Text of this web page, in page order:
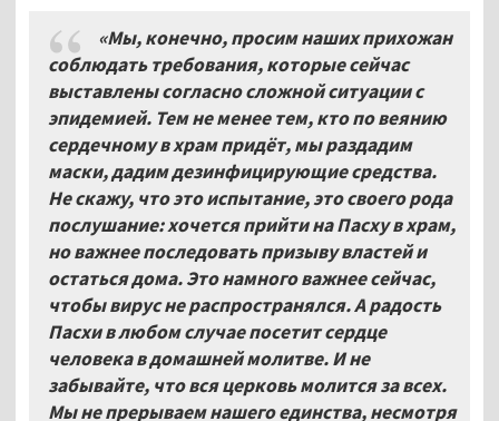
«Мы, конечно, просим наших прихожан
соблюдать требования, которые сейчас
выставлены согласно сложной ситуации с
эпидемией. Тем не менее тем, кто по веянию
сердечному в храм придёт, мы раздадим
маски, дадим дезинфицирующие средства.
Не скажу, что это испытание, это своего рода
послушание: хочется прийти на Пасху в храм,
но важнее последовать призыву властей и
остаться дома. Это намного важнее сейчас,
чтобы вирус не распространялся. А радость
Пасхи в любом случае посетит сердце
человека в домашней молитве. И не
забывайте, что вся церковь молится за всех.
Мы не прерываем нашего единства, несмотря